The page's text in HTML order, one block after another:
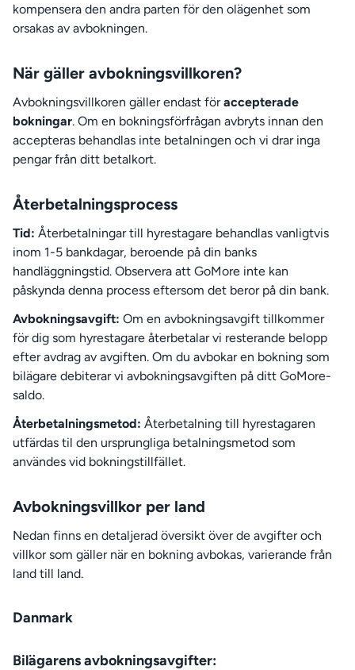
kompensera den andra parten för den olägenhet som
orsakas av avbokningen.
När gäller avbokningsvillkoren?
Avbokningsvillkoren gäller endast föraccepterade
bokningar. Om en bokningsförfrågan avbryts innan den
accepteras behandlas inte betalningen och vi drar inga
pengar från ditt betalkort.
Återbetalningsprocess
Tid: Återbetalningar till hyrestagare behandlas vanligtvis
inom 1-5 bankdagar, beroende på din banks
handläggningstid. Observera att GoMore inte kan
påskynda denna process eftersom det beror på din bank.
Avbokningsavgift: Om en avbokningsavgift tillkommer
för dig som hyrestagare återbetalar vi resterande belopp
efter avdrag av avgiften. Om du avbokar en bokning som
bilägare debiterar vi avbokningsavgiften på ditt GoMore-
saldo.
Återbetalningsmetod: Återbetalning till hyrestagaren
utfärdas til den ursprungliga betalningsmetod som
användes vid bokningstillfället.
Avbokningsvillkor per land
Nedan finns en detaljerad översikt över de avgifter och
villkor som gäller när en bokning avbokas, varierande från
land till land.
Danmark
Bilägarens avbokningsavgifter: